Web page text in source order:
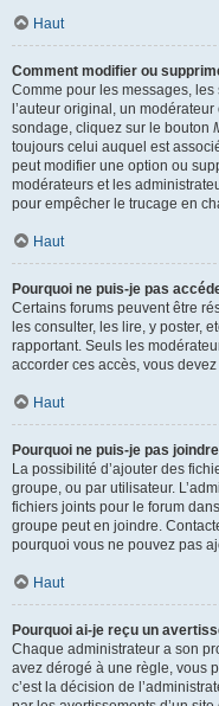
Haut
Comment modifier ou
Comme pour les messages,
l’auteur original, un
sondage, cliquez sur le bouton
toujours celui auquel est
peut modifier une option ou
modérateurs et les
pour empêcher le trucage en
Haut
Pourquoi ne puis-je pas
Certains forums peuvent être
les consulter, les lire, y poster,
rapportant. Seuls les
accorder ces accès, vous
Haut
Pourquoi ne puis-je pas
La possibilité d’ajouter des
groupe, ou par utilisateur.
fichiers joints pour le forum
groupe peut en joindre.
pourquoi vous ne pouvez pas
Haut
Pourquoi ai-je reçu un
Chaque administrateur a son
avez dérogé à une règle, vous
c’est la décision de